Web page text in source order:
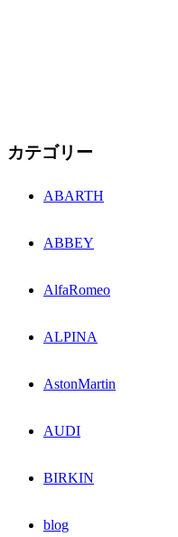
カテゴリー
ABARTH
ABBEY
AlfaRomeo
ALPINA
AstonMartin
AUDI
BIRKIN
blog